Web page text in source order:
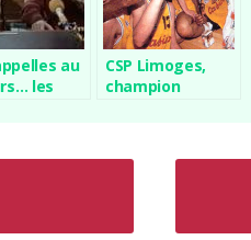
au
les
CSP Limoges,
champion